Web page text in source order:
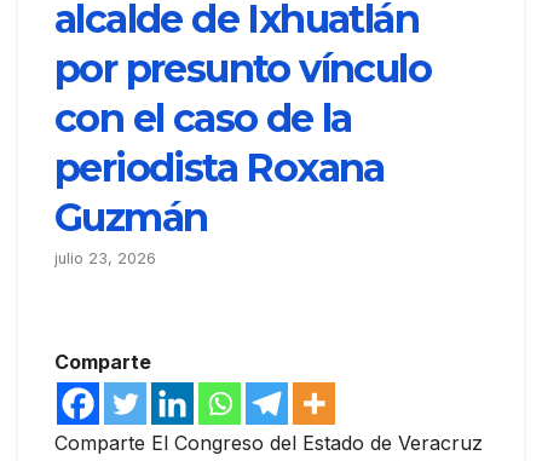
alcalde de Ixhuatlán
por presunto vínculo
con el caso de la
periodista Roxana
Guzmán
julio 23, 2026
Comparte
Comparte El Congreso del Estado de Veracruz